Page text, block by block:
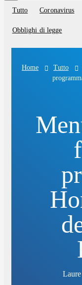
Blog
categories
Tutto Coronavirus
Obblighi di legge
Home Tutto